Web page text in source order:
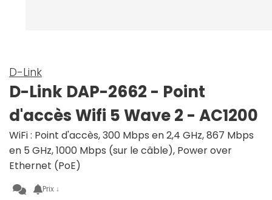
D-Link
D-Link DAP-2662 - Point
d'accès Wifi 5 Wave 2 - AC1200
WiFi : Point d'accès, 300 Mbps en 2,4 GHz, 867 Mbps
en 5 GHz, 1000 Mbps (sur le câble), Power over
Ethernet (PoE)
Prix ↓